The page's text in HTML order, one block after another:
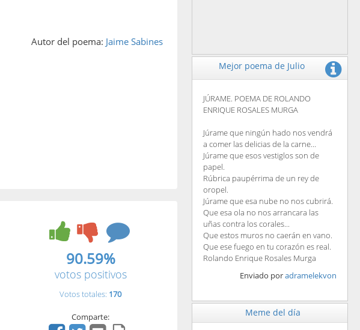
Autor del poema: Jaime Sabines
90.59%
votos positivos
Votos totales: 170
Comparte:
Mejor poema de Julio
JÚRAME. POEMA DE ROLANDO
ENRIQUE ROSALES MURGA
Júrame que ningún hado nos vendrá
a comer las delicias de la carne...
Júrame que esos vestiglos son de
papel.
Rúbrica paupérrima de un rey de
oropel.
Júrame que esa nube no nos cubrirá.
Que esa ola no nos arrancara las
uñas contra los corales...
Que estos muros no caerán en vano.
Que ese fuego en tu corazón es real.
Rolando Enrique Rosales Murga
Enviado poradramelekvon
Meme del día